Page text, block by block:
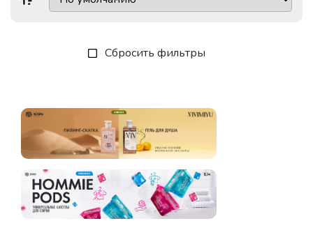
Сбросить фильтры